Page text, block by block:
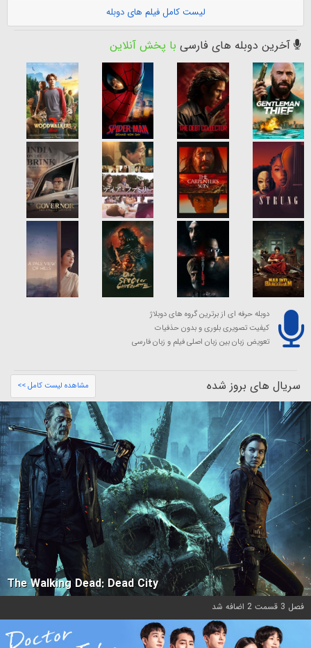
لیست کامل فیلم های دوبله
آخرین دوبله های فارسی با پخش آنلاین
دوبله حرفه ای از برترین گروه های دوبلاژ
کیفیت تصویری بلوری و بدون حذفیات
تعویض زبان بین زبان اصلی فیلم و زبان فارسی
سریال های بروز شده مشاهده لیست کامل >>
The Walking Dead: Dead City
فصل 3 قسمت 2 اضافه شد